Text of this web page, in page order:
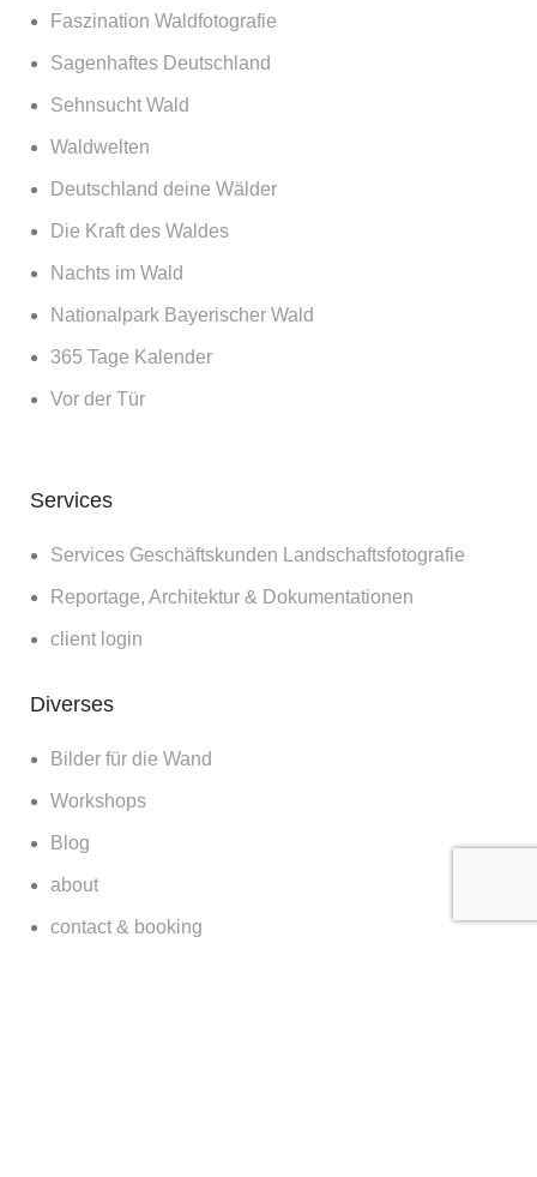
Faszination Waldfotografie
Sagenhaftes Deutschland
Sehnsucht Wald
Waldwelten
Deutschland deine Wälder
Die Kraft des Waldes
Nachts im Wald
Nationalpark Bayerischer Wald
365 Tage Kalender
Vor der Tür
Services
Services Geschäftskunden Landschaftsfotografie
Reportage, Architektur & Dokumentationen
client login
Diverses
Bilder für die Wand
Workshops
Blog
about
contact & booking